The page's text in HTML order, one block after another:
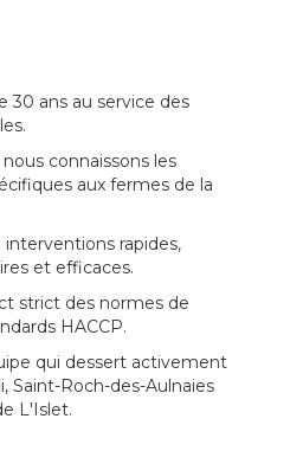
30 ans au service des
connaissons les
aux fermes de la
interventions rapides,
et efficaces.
strict des normes de
HACCP.
qui dessert activement
Saint-Roch-des-Aulnaies
L'Islet.